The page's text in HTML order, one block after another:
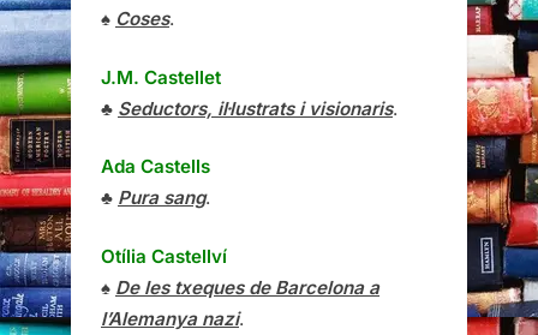
♠ Coses.
J.M. Castellet
♣ Seductors, il·lustrats i visionaris.
Ada Castells
♣ Pura sang.
Otília Castellví
♠ De les txeques de Barcelona a
l’Alemanya nazi.